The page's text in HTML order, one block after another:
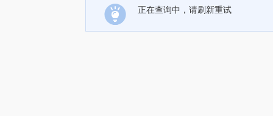
正在查询中，请刷新重试